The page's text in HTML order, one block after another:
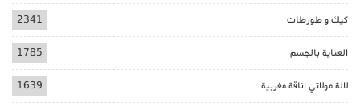
كيك و طورطات 2341
العناية بالجسم 1785
لالة مولاتي اناقة مغربية 1639